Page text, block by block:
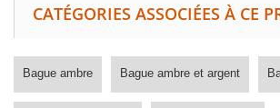
CATÉGORIES ASSOCIÉES À CE
Bague ambre Bague ambre et argent